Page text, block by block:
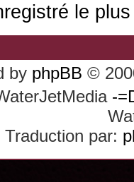
le
by phpBB ©
-
Traduction par: